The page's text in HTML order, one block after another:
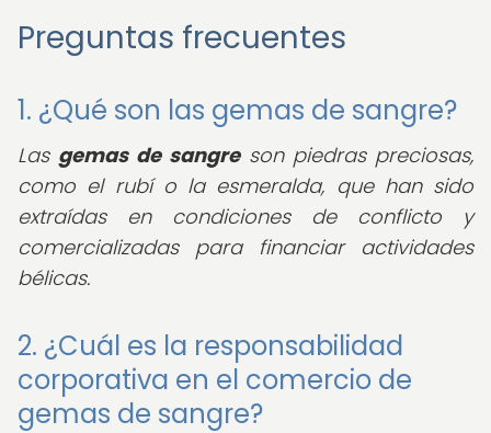
Preguntas frecuentes
1. ¿Qué son las gemas de sangre?
Las gemas de sangreson piedras preciosas,
como el rubí o la esmeralda, que han sido
extraídas en condiciones de conflicto y
comercializadas para financiar actividades
bélicas.
2. ¿Cuál es la responsabilidad
corporativa en el comercio de
gemas de sangre?